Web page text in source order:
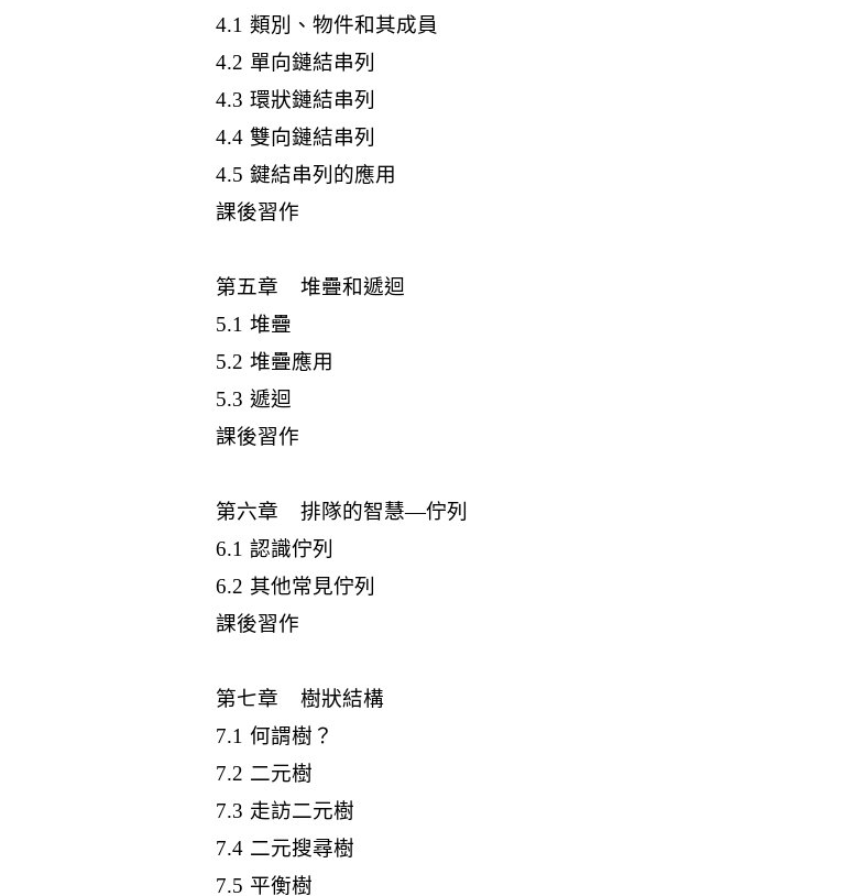
4.1 類別、物件和其成員
4.2 單向鏈結串列
4.3 環狀鏈結串列
4.4 雙向鏈結串列
4.5 鍵結串列的應用
課後習作
第五章 堆疊和遞迴
5.1 堆疊
5.2 堆疊應用
5.3 遞迴
課後習作
第六章 排隊的智慧—佇列
6.1 認識佇列
6.2 其他常見佇列
課後習作
第七章 樹狀結構
7.1 何謂樹？
7.2 二元樹
7.3 走訪二元樹
7.4 二元搜尋樹
7.5 平衡樹